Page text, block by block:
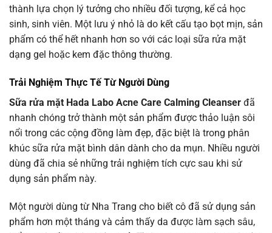
thành lựa chọn lý tưởng cho nhiều đối tượng, kể cả học
sinh, sinh viên. Một lưu ý nhỏ là do kết cấu tạo bọt mịn, sản
phẩm có thể hết nhanh hơn so với các loại sữa rửa mặt
dạng gel hoặc kem đặc thông thường.
Trải Nghiệm Thực Tế Từ Người Dùng
Sữa rửa mặt Hada Labo Acne Care Calming Cleanser đã
nhanh chóng trở thành một sản phẩm được thảo luận sôi
nổi trong các cộng đồng làm đẹp, đặc biệt là trong phân
khúc sữa rửa mặt bình dân dành cho da mụn. Nhiều người
dùng đã chia sẻ những trải nghiệm tích cực sau khi sử
dụng sản phẩm này.
Một người dùng từ Nha Trang cho biết cô đã sử dụng sản
phẩm hơn một tháng và cảm thấy da được làm sạch sâu,